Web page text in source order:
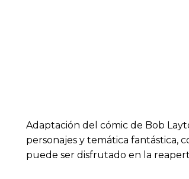
Adaptación del cómic de Bob
personajes y temática fantástica,
puede ser disfrutado en la